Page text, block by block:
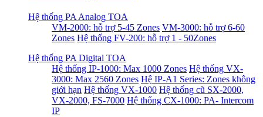
Hệ thống PA Analog TOA
VM-2000: hỗ trợ 5-45 Zones VM-3000: hỗ trợ 6-60
Zones Hệ thống FV-200: hỗ trợ 1 - 50Zones
Hệ thống PA Digital TOA
Hệ thống IP-1000: Max 1000 Zones Hệ thống VX-
3000: Max 2560 Zones Hệ IP-A1 Series: Zones không
giới hạn Hệ thống VX-1000 Hệ thống cũ SX-2000,
VX-2000, FS-7000 Hệ thống CX-1000: PA- Intercom
IP